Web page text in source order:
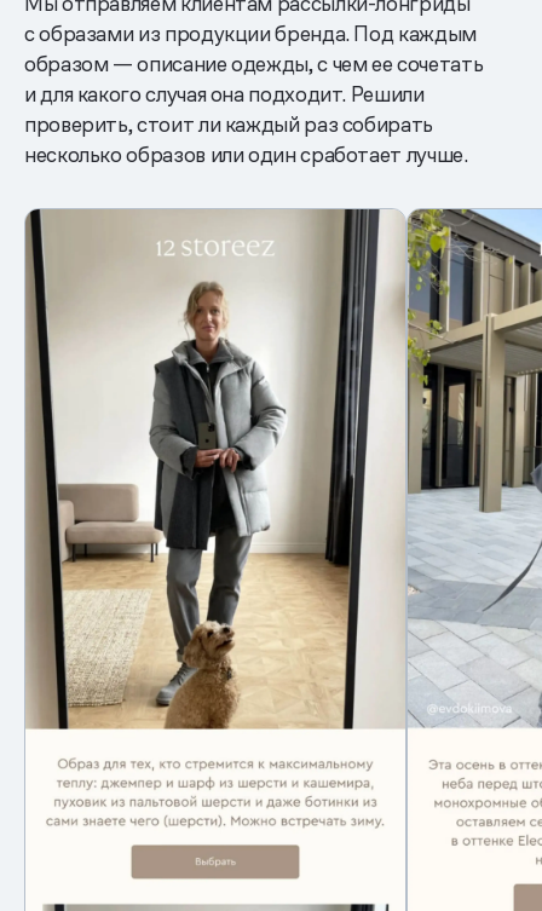
с образами из продукции бренда. Под каждым
образом — описание одежды, с чем ее сочетать
и для какого случая она подходит. Решили
проверить, стоит ли каждый раз собирать
несколько образов или один сработает лучше.